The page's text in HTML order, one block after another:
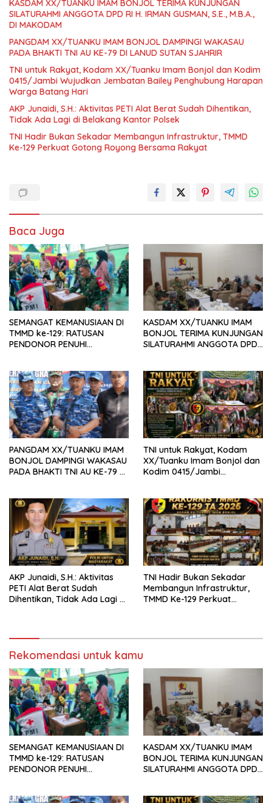
KASDAM XX/TUANKU IMAM BONJOL TERIMA KUNJUNGAN
SILATURAHMI ANGGOTA DPD RI H. IRMAN GUSMAN, S.E., M.B.A.,
DI MAKODAM
PANGDAM XX/TUANKU IMAM BONJOL DAMPINGI WAKASAU
PADA BHAKTI TNI AU KE-79 DI LANUD SUTAN SJAHRIR
TNI untuk Rakyat, Kodam XX/Tuanku Imam Bonjol dan Kodim
0415/Jambi Wujudkan Jembatan Bailey Penghubung Harapan
Warga Batang Hari
AKP Junaidi, S.H.: Aktivitas PETI Alat Berat Sudah Dihentikan,
Tidak Ada Lagi di Belakang Kantor Polsek
TNI Hadir Bukan Sekadar Membangun Infrastruktur, TMMD
Ke-129 Perkuat Gotong Royong Bersama Rakyat
Baca Juga
SEMANGAT KEMANUSIAAN DI
TMMD ke-129: RATUSAN
PENDONOR PENUHI
KASDAM XX/TUANKU IMAM
BONJOL TERIMA KUNJUNGAN
SILATURAHMI ANGGOTA DPD
PANGDAM XX/TUANKU IMAM
BONJOL DAMPINGI WAKASAU
PADA BHAKTI TNI AU KE-79 DI
TNI untuk Rakyat, Kodam
XX/Tuanku Imam Bonjol dan
Kodim 0415/Jambi
Batang Hari
AKP Junaidi, S.H.: Aktivitas
PETI Alat Berat Sudah
Dihentikan, Tidak Ada Lagi di
TNI Hadir Bukan Sekadar
Membangun Infrastruktur,
TMMD Ke-129 Perkuat
Rekomendasi untuk kamu
SEMANGAT KEMANUSIAAN DI
TMMD ke-129: RATUSAN
PENDONOR PENUHI
KASDAM XX/TUANKU IMAM
BONJOL TERIMA KUNJUNGAN
SILATURAHMI ANGGOTA DPD